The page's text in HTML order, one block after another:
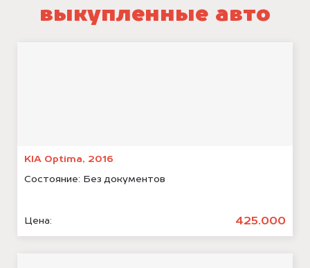
выкупленные авто
KIA Optima, 2016
Состояние: Без документов
Цена: 425.000